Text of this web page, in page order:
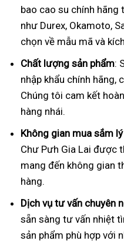
bao cao su chính
như Durex, Okamoto,
chọn về mẫu mã và
Chất lượng sản phẩm:
nhập khẩu chính hãng,
Chúng tôi cam kết
hàng nhái.
Không gian mua sắm
Chư Pưh Gia Lai được
mang đến không gian
hàng.
Dịch vụ tư vấn chuyên
sẵn sàng tư vấn nhiệt
sản phẩm phù hợp với